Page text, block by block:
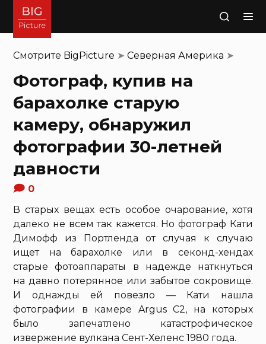
Поиск
Смотрите BigPicture ➤Северная Америка ➤
Фотограф, купив на
барахолке старую
камеру, обнаружил
фотографии 30-летней
давности
0
В старых вещах есть особое очарование, хотя
далеко не всем так кажется. Но фотограф Кати
Димофф из Портленда от случая к случаю
ищет на барахолке или в секонд-хендах
старые фотоаппараты в надежде наткнуться
на давно потерянное или забытое сокровище.
И однажды ей повезло — Кати нашла
фотографии в камере Argus C2, на которых
было запечатлено катастрофическое
извержение вулкана Сент-Хеленс 1980 года.